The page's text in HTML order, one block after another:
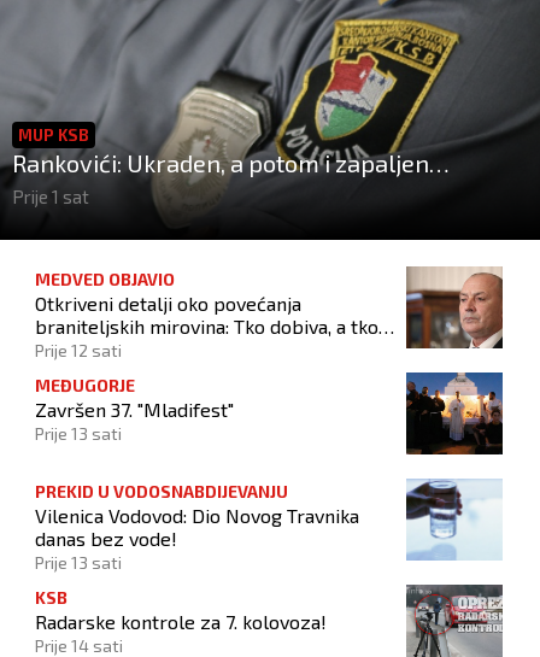
MUP KSB
Rankovići: Ukraden, a potom i zapaljen
automobil!
Prije 1 sat
MEDVED OBJAVIO
Otkriveni detalji oko povećanja
braniteljskih mirovina: Tko dobiva, a tko
ne
Prije 12 sati
MEĐUGORJE
Završen 37. "Mladifest"
Prije 13 sati
PREKID U VODOSNABDIJEVANJU
Vilenica Vodovod: Dio Novog Travnika
danas bez vode!
Prije 13 sati
KSB
Radarske kontrole za 7. kolovoza!
Prije 14 sati